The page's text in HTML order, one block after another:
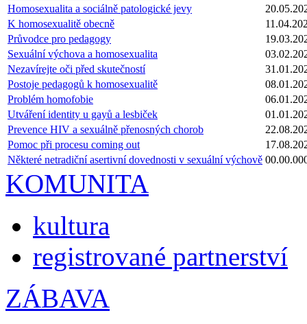
Homosexualita a sociálně patologické jevy
K homosexualitě obecně
Průvodce pro pedagogy
Sexuální výchova a homosexualita
Nezavírejte oči před skutečností
Postoje pedagogů k homosexualitě
Problém homofobie
Utváření identity u gayů a lesbiček
Prevence HIV a sexuálně přenosných chorob
Pomoc při procesu coming out
Některé netradiční asertivní dovednosti v sexuální výchově
KOMUNITA
kultura
registrované partnerství
ZÁBAVA